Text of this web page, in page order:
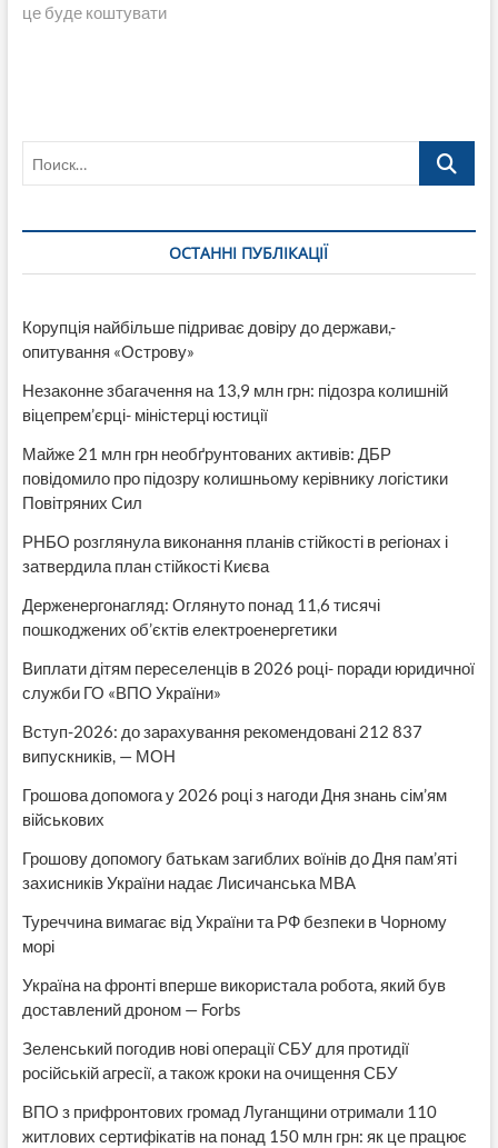
це буде коштувати
Поиск…
ОСТАННІ ПУБЛІКАЦІЇ
Корупція найбільше підриває довіру до держави,-
опитування «Острову»
Незаконне збагачення на 13,9 млн грн: підозра колишній
віцепрем’єрці- міністерці юстиції
Майже 21 млн грн необґрунтованих активів: ДБР
повідомило про підозру колишньому керівнику логістики
Повітряних Сил
РНБО розглянула виконання планів стійкості в регіонах і
затвердила план стійкості Києва
Держенергонагляд: Оглянуто понад 11,6 тисячі
пошкоджених об’єктів електроенергетики
Виплати дітям переселенців в 2026 році- поради юридичної
служби ГО «ВПО України»
Вступ-2026: до зарахування рекомендовані 212 837
випускників, — МОН
Грошова допомога у 2026 році з нагоди Дня знань сім’ям
військових
Грошову допомогу батькам загиблих воїнів до Дня пам’яті
захисників України надає Лисичанська МВА
Туреччина вимагає від України та РФ безпеки в Чорному
морі
Україна на фронті вперше використала робота, який був
доставлений дроном — Forbs
Зеленський погодив нові операції СБУ для протидії
російській агресії, а також кроки на очищення СБУ
ВПО з прифронтових громад Луганщини отримали 110
житлових сертифікатів на понад 150 млн грн: як це працює